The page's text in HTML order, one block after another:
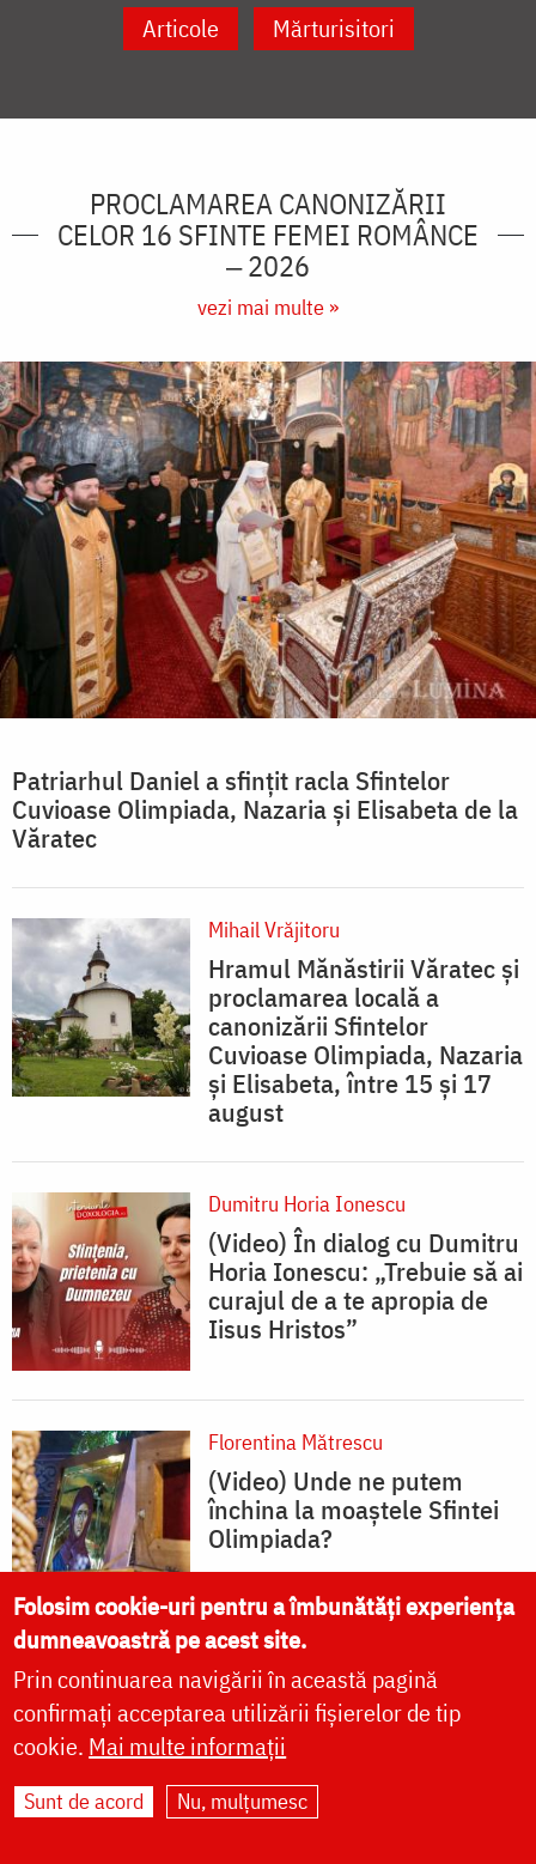
Articole Mărturisitori
PROCLAMAREA CANONIZĂRII
CELOR 16 SFINTE FEMEI ROMÂNCE
‒ 2026
vezi mai multe »
Patriarhul Daniel a sfințit racla Sfintelor
Cuvioase Olimpiada, Nazaria și Elisabeta de la
Văratec
Mihail Vrăjitoru
Hramul Mănăstirii Văratec și
proclamarea locală a
canonizării Sfintelor
Cuvioase Olimpiada, Nazaria
și Elisabeta, între 15 și 17
august
Dumitru Horia Ionescu
(Video) În dialog cu Dumitru
Horia Ionescu: „Trebuie să ai
curajul de a te apropia de
Iisus Hristos”
Florentina Mătrescu
(Video) Unde ne putem
închina la moaștele Sfintei
Olimpiada?
Florentina Mătrescu
(Video) Cum s-a pregătit
Sfânta Olimpiada pentru
întâlnirea cu Dumnezeu
Folosim cookie-uri pentru a îmbunătăți experiența
dumneavoastră pe acest site.
Prin continuarea navigării în această pagină
confirmați acceptarea utilizării fișierelor de tip
cookie. Mai multe informații
Sunt de acord Nu, mulțumesc